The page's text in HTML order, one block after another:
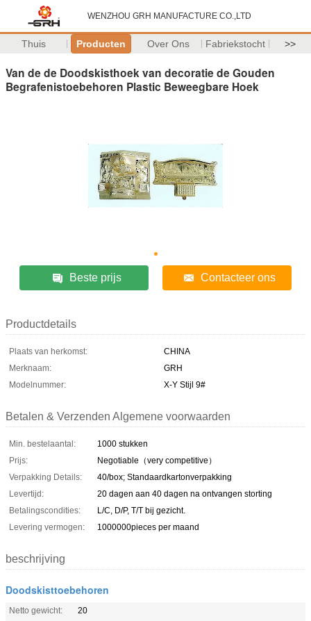
WENZHOU GRH MANUFACTURE CO.,LTD
Thuis Producten Over Ons Fabriekstocht >>
Van de de Doodskisthoek van decoratie de Gouden
Begrafenistoebehoren Plastic Beweegbare Hoek
Beste prijs Contacteer ons
Productdetails
Plaats van herkomst:
CHINA
Merknaam:
GRH
Modelnummer:
X-Y Stijl 9#
Betalen & Verzenden Algemene voorwaarden
Min. bestelaantal:
1000 stukken
Prijs:
Negotiable（very competitive）
Verpakking Details:
40/box; Standaardkartonverpakking
Levertijd:
20 dagen aan 40 dagen na ontvangen storting
Betalingscondities:
L/C, D/P, T/T bij gezicht.
Levering vermogen:
1000000pieces per maand
beschrijving
Doodskisttoebehoren
Netto gewicht:
20